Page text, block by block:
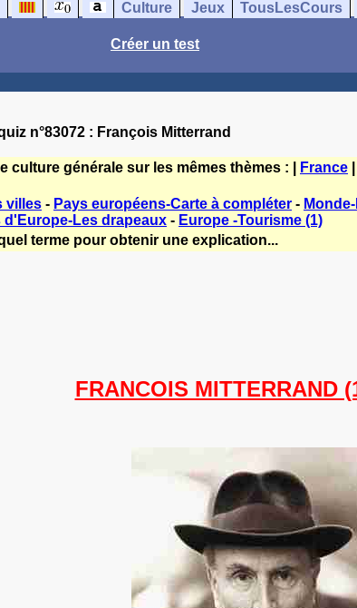
Culture Jeux TousLesCours
Créer un test
n°83072 : François Mitterrand
culture générale sur les mêmes thèmes : | France
villes - Pays européens-Carte à compléter -
d'Europe-Les drapeaux - Europe -Tourisme (1)
terme pour obtenir une explication...
FRANCOIS MITTERRAND